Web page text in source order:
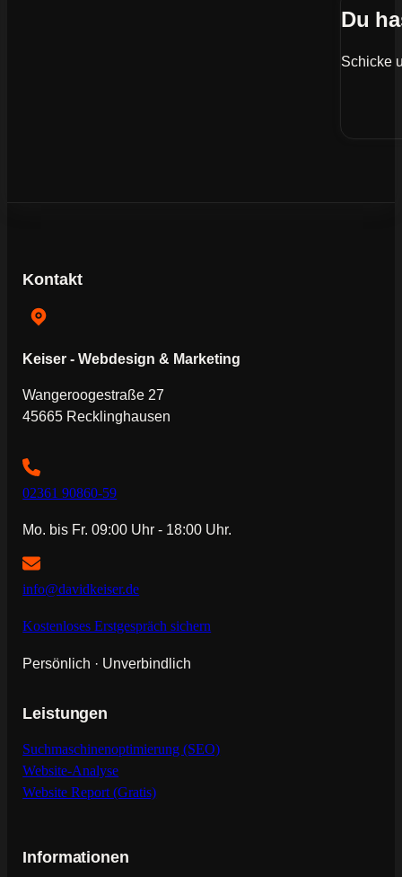
Du
Schicke
Kontakt
Keiser - Webdesign & Marketing
Wangeroogestraße 27
45665 Recklinghausen
02361 90860-59
Mo. bis Fr. 09:00 Uhr - 18:00 Uhr.
info@davidkeiser.de
Kostenloses Erstgespräch sichern
Persönlich · Unverbindlich
Leistungen
Suchmaschinenoptimierung (SEO)
Website-Analyse
Website Report (Gratis)
Informationen